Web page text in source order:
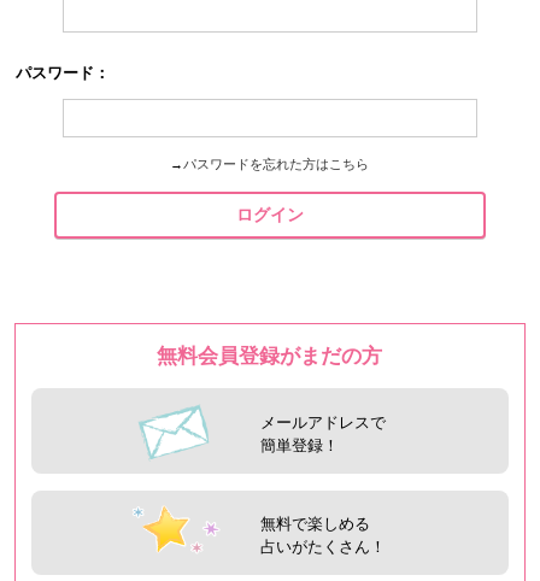
パスワード：
→ パスワードを忘れた方はこちら
ログイン
無料会員登録がまだの方
メールアドレスで
簡単登録！
無料で楽しめる
占いがたくさん！